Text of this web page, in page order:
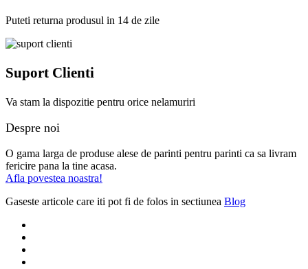
Puteti returna produsul in 14 de zile
Suport Clienti
Va stam la dispozitie pentru orice nelamuriri
Despre noi
O gama larga de produse alese de parinti pentru parinti ca sa livram
fericire pana la tine acasa.
Afla povestea noastra!
Gaseste articole care iti pot fi de folos in sectiunea Blog